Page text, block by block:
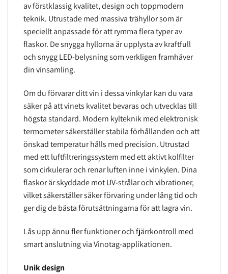
av förstklassig kvalitet, design och toppmodern
teknik. Utrustade med massiva trähyllor som är
speciellt anpassade för att rymma flera typer av
flaskor. De snygga hyllorna är upplysta av kraftfull
och snygg LED-belysning som verkligen framhäver
din vinsamling.
Om du förvarar ditt vin i dessa vinkylar kan du vara
säker på att vinets kvalitet bevaras och utvecklas till
högsta standard. Modern kylteknik med elektronisk
termometer säkerställer stabila förhållanden och att
önskad temperatur hålls med precision. Utrustad
med ett luftfiltreringssystem med ett aktivt kolfilter
som cirkulerar och renar luften inne i vinkylen. Dina
flaskor är skyddade mot UV-strålar och vibrationer,
vilket säkerställer säker förvaring under lång tid och
ger dig de bästa förutsättningarna för att lagra vin.
Lås upp ännu fler funktioner och fjärrkontroll med
smart anslutning via Vinotag-applikationen.
Unik design